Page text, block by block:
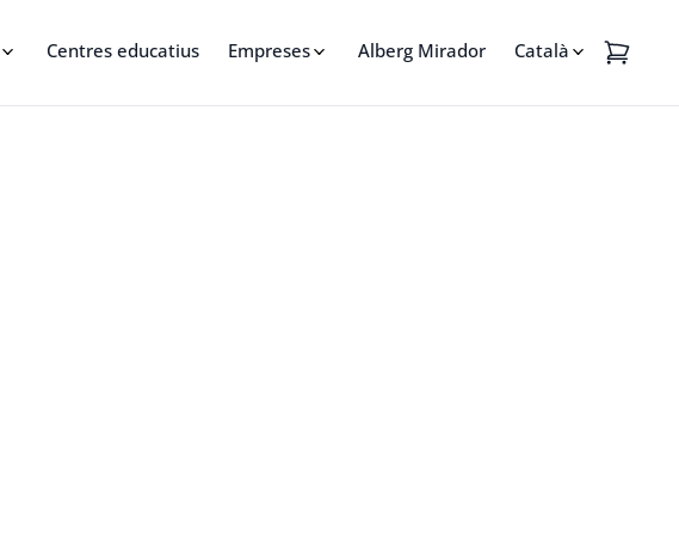
Centres educatius Empreses Alberg Mirador Català